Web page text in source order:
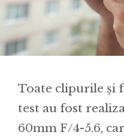
Toate clipurile și
test au fost
60mm F/4-5.6,